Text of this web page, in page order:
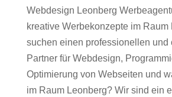
Webdesign Leonberg
kreative Werbekonzepte im Raum
suchen einen professionellen und
Partner für Webdesign,
Optimierung von Webseiten und
im Raum Leonberg? Wir sind ein